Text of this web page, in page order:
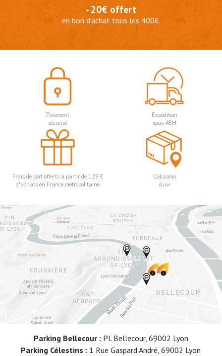
- 20€ offert
en bon d'achat tous les 400€.
Paiement
sécurisé
Expédition
sous 48H
Frais de port offerts à partir de 129 €
d'achats en France métropolitaine
Colissimo
suivi
Parking Bellecour : Pl. Bellecour, 69002 Lyon
Parking Célestins : 1 Rue Gaspard André, 69002 Lyon